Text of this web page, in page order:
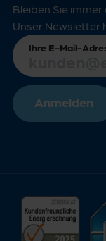
Bleiben Sie
Unser Newsletter
Ihre E-Mail-
Anmelden